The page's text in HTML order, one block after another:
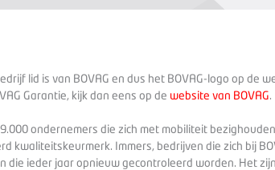
lid is van BOVAG en dus het BOVAG-logo op de
Garantie, kijk dan eens op de website van BOVAG.
ondernemers die zich met mobiliteit
kwaliteitskeurmerk. Immers, bedrijven die zich bij
die ieder jaar opnieuw gecontroleerd worden. Het